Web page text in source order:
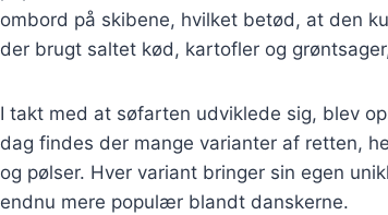
ombord på skibene, hvilket betød, at den
der brugt saltet kød, kartofler og
I takt med at søfarten udviklede sig, blev
dag findes der mange varianter af retten,
og pølser. Hver variant bringer sin egen
endnu mere populær blandt danskerne.